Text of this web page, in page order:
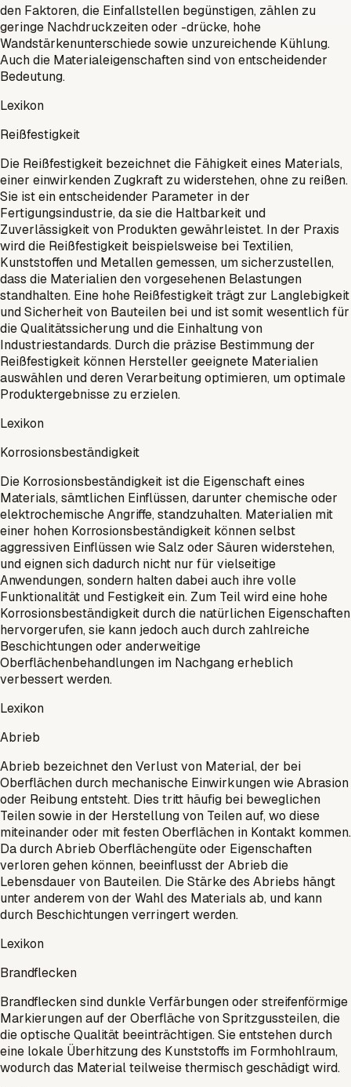
den Faktoren, die Einfallstellen begünstigen, zählen zu
geringe Nachdruckzeiten oder -drücke, hohe
Wandstärkenunterschiede sowie unzureichende Kühlung.
Auch die Materialeigenschaften sind von entscheidender
Bedeutung.
Lexikon
Reißfestigkeit
Die Reißfestigkeit bezeichnet die Fähigkeit eines Materials,
einer einwirkenden Zugkraft zu widerstehen, ohne zu reißen.
Sie ist ein entscheidender Parameter in der
Fertigungsindustrie, da sie die Haltbarkeit und
Zuverlässigkeit von Produkten gewährleistet. In der Praxis
wird die Reißfestigkeit beispielsweise bei Textilien,
Kunststoffen und Metallen gemessen, um sicherzustellen,
dass die Materialien den vorgesehenen Belastungen
standhalten. Eine hohe Reißfestigkeit trägt zur Langlebigkeit
und Sicherheit von Bauteilen bei und ist somit wesentlich für
die Qualitätssicherung und die Einhaltung von
Industriestandards. Durch die präzise Bestimmung der
Reißfestigkeit können Hersteller geeignete Materialien
auswählen und deren Verarbeitung optimieren, um optimale
Produktergebnisse zu erzielen.
Lexikon
Korrosionsbeständigkeit
Die Korrosionsbeständigkeit ist die Eigenschaft eines
Materials, sämtlichen Einflüssen, darunter chemische oder
elektrochemische Angriffe, standzuhalten. Materialien mit
einer hohen Korrosionsbeständigkeit können selbst
aggressiven Einflüssen wie Salz oder Säuren widerstehen,
und eignen sich dadurch nicht nur für vielseitige
Anwendungen, sondern halten dabei auch ihre volle
Funktionalität und Festigkeit ein. Zum Teil wird eine hohe
Korrosionsbeständigkeit durch die natürlichen Eigenschaften
hervorgerufen, sie kann jedoch auch durch zahlreiche
Beschichtungen oder anderweitige
Oberflächenbehandlungen im Nachgang erheblich
verbessert werden.
Lexikon
Abrieb
Abrieb bezeichnet den Verlust von Material, der bei
Oberflächen durch mechanische Einwirkungen wie Abrasion
oder Reibung entsteht. Dies tritt häufig bei beweglichen
Teilen sowie in der Herstellung von Teilen auf, wo diese
miteinander oder mit festen Oberflächen in Kontakt kommen.
Da durch Abrieb Oberflächengüte oder Eigenschaften
verloren gehen können, beeinflusst der Abrieb die
Lebensdauer von Bauteilen. Die Stärke des Abriebs hängt
unter anderem von der Wahl des Materials ab, und kann
durch Beschichtungen verringert werden.
Lexikon
Brandflecken
Brandflecken sind dunkle Verfärbungen oder streifenförmige
Markierungen auf der Oberfläche von Spritzgussteilen, die
die optische Qualität beeinträchtigen. Sie entstehen durch
eine lokale Überhitzung des Kunststoffs im Formhohlraum,
wodurch das Material teilweise thermisch geschädigt wird.